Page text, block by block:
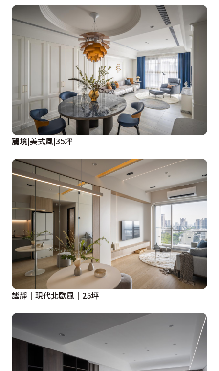
麗境|美式風|35坪
謐靜│現代北歐風│25坪